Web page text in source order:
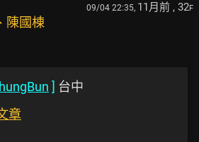
09/04 22:35, 11月前 , 32F
陳國棟
] 台中
章